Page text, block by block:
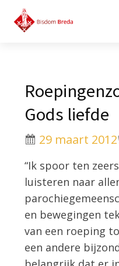
Gods liefde
29 maart 2012
“Ik spoor ten
luisteren naar
en bewegingen
van een roeping
een andere